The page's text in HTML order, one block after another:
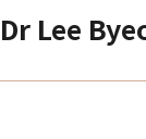
Dr Lee